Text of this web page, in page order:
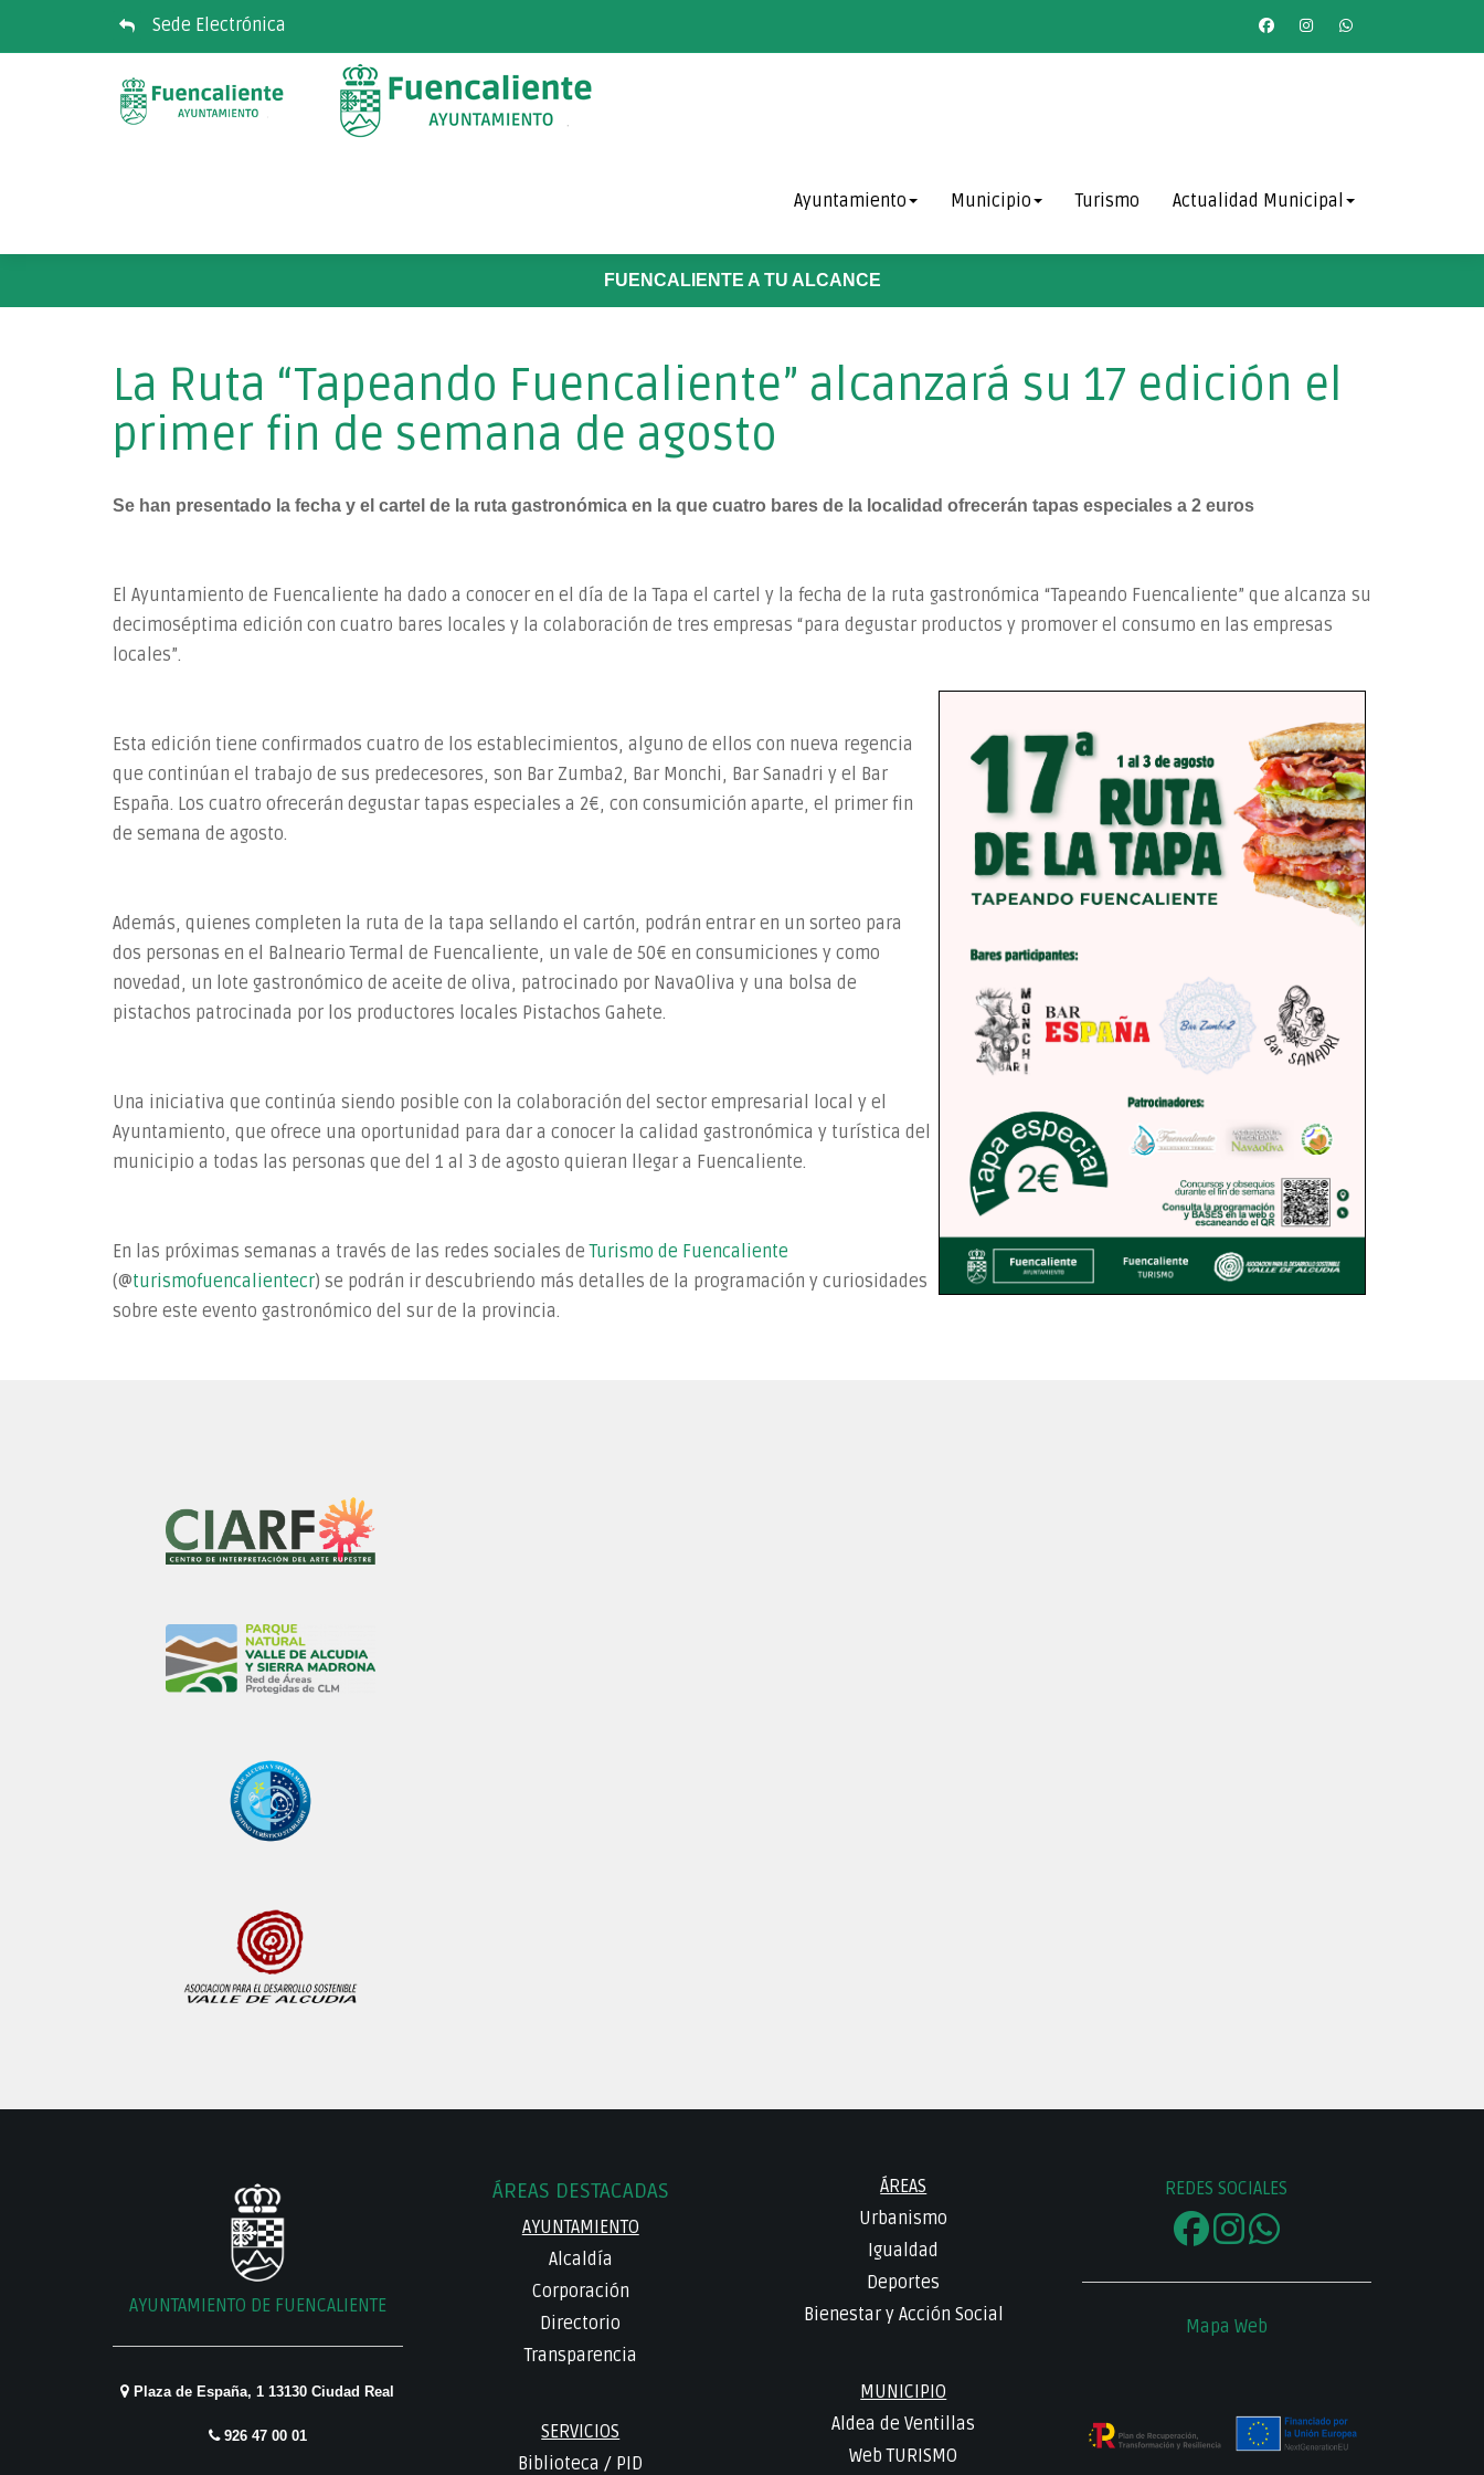
Sede Electrónica
Ayuntamiento Municipio Turismo Actualidad Municipal
FUENCALIENTE A TU ALCANCE
La Ruta “Tapeando Fuencaliente” alcanzará su 17 edición el
primer fin de semana de agosto
Se han presentado la fecha y el cartel de la ruta gastronómica en la que cuatro bares de la localidad ofrecerán tapas especiales a 2 euros
El Ayuntamiento de Fuencaliente ha dado a conocer en el día de la Tapa el cartel y la fecha de la ruta gastronómica “Tapeando Fuencaliente” que alcanza su
decimoséptima edición con cuatro bares locales y la colaboración de tres empresas “para degustar productos y promover el consumo en las empresas
locales”.
Esta edición tiene confirmados cuatro de los establecimientos, alguno de ellos con nueva regencia
que continúan el trabajo de sus predecesores, son Bar Zumba2, Bar Monchi, Bar Sanadri y el Bar
España. Los cuatro ofrecerán degustar tapas especiales a 2€, con consumición aparte, el primer fin
de semana de agosto.
Además, quienes completen la ruta de la tapa sellando el cartón, podrán entrar en un sorteo para
dos personas en el Balneario Termal de Fuencaliente, un vale de 50€ en consumiciones y como
novedad, un lote gastronómico de aceite de oliva, patrocinado por NavaOliva y una bolsa de
pistachos patrocinada por los productores locales Pistachos Gahete.
Una iniciativa que continúa siendo posible con la colaboración del sector empresarial local y el
Ayuntamiento, que ofrece una oportunidad para dar a conocer la calidad gastronómica y turística del
municipio a todas las personas que del 1 al 3 de agosto quieran llegar a Fuencaliente.
En las próximas semanas a través de las redes sociales deTurismo de Fuencaliente
(@turismofuencalientecr) se podrán ir descubriendo más detalles de la programación y curiosidades
sobre este evento gastronómico del sur de la provincia.
AYUNTAMIENTO DE FUENCALIENTE
Plaza de España, 1 13130 Ciudad Real
926 47 00 01
ÁREAS DESTACADAS
AYUNTAMIENTO
Alcaldía
Corporación
Directorio
Transparencia
SERVICIOS
Biblioteca / PID
ÁREAS
Urbanismo
Igualdad
Deportes
Bienestar y Acción Social
MUNICIPIO
Aldea de Ventillas
Web TURISMO
REDES SOCIALES
Mapa Web